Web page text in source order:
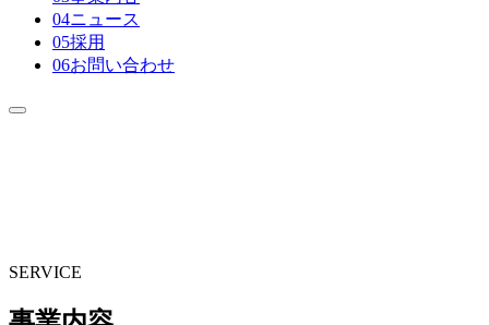
04ニュース
05採用
06お問い合わせ
SERVICE